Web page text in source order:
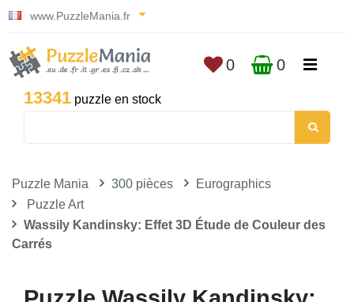
www.PuzzleMania.fr
13341 puzzle en stock
0 0
Puzzle Mania 300 pièces
Eurographics
Puzzle Art
Wassily Kandinsky: Effet 3D Étude de Couleur des
Carrés